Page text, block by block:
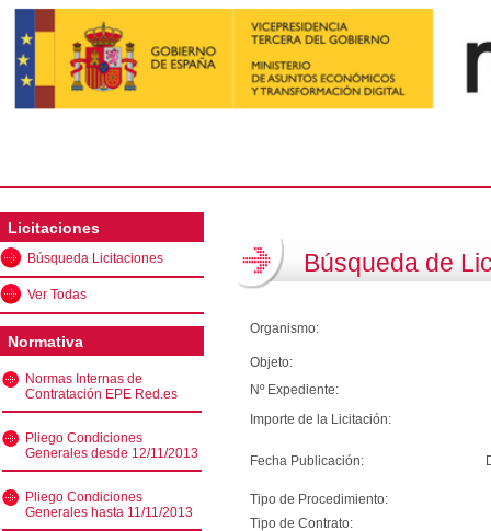
Licitaciones
Búsqueda Licitaciones
Ver Todas
Normativa
Normas Internas de
Contratación EPE Red.es
Pliego Condiciones
Generales desde 12/11/2013
Pliego Condiciones
Generales hasta 11/11/2013
Búsqueda de
Organismo:
Objeto:
Nº Expediente:
Importe de la Licitación:
Fecha Publicación:
Tipo de Procedimiento:
Tipo de Contrato: